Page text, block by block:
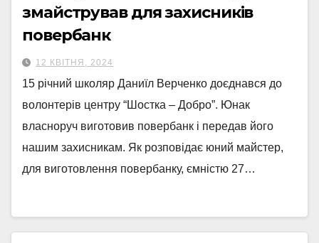
змайстрував для захисників
повербанк
12 КВІТНЯ, 2024
15 річний школяр Даниїл Верченко доєднався до
волонтерів центру “Шостка – Добро”. Юнак
власноруч виготовив повербанк і передав його
нашим захисникам. Як розповідає юний майстер,
для виготовлення повербанку, ємністю 27…